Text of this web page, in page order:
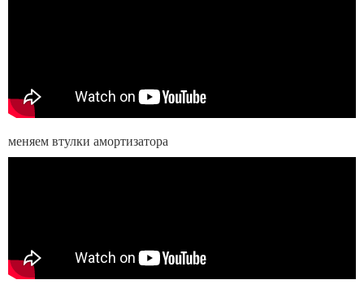
меняем втулки амортизатора